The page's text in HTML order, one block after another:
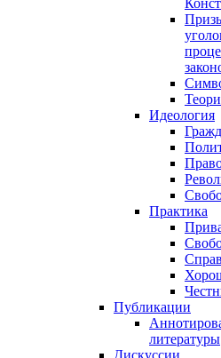
Идеология
Практика
Публикации
литературы
Дискуссии